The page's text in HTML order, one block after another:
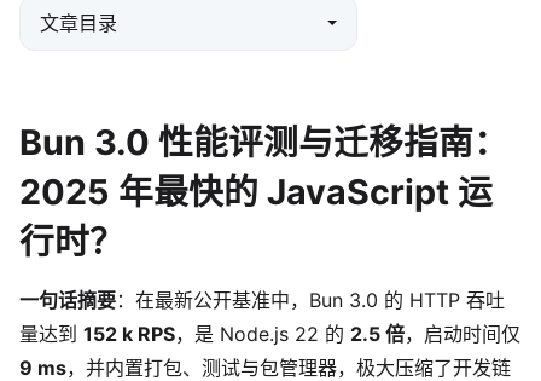
文章目录
Bun 3.0 性能评测与迁移指南：
2025 年最快的 JavaScript 运
行时？
一句话摘要：在最新公开基准中，Bun 3.0 的 HTTP 吞吐
量达到 152 k RPS，是 Node.js 22 的 2.5 倍，启动时间仅
9 ms，并内置打包、测试与包管理器，极大压缩了开发链